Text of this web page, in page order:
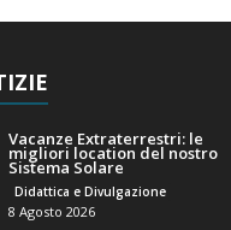
Vacanze Extraterrestri: le
migliori location del nostro
Sistema Solare
Didattica e Divulgazione
8 Agosto 2026